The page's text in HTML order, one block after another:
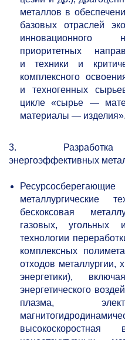
металлов в
базовых отраслей
инновационного
приоритетных
и техники и
комплексного
и техногенных
цикле «сырье —
материалы — изделия».
3. Разработка
энергоэффективных
металлургические
бескоксовая
газовых, угольных
технологии
комплексных
отходов металлургии,
энергетики),
энергетического
плазма,
высокоскоростная